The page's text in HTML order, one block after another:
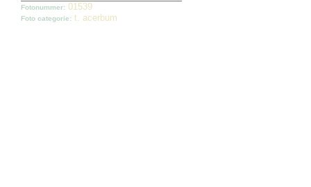
Fotonummer: 01539
Foto categorie: t. acerbum